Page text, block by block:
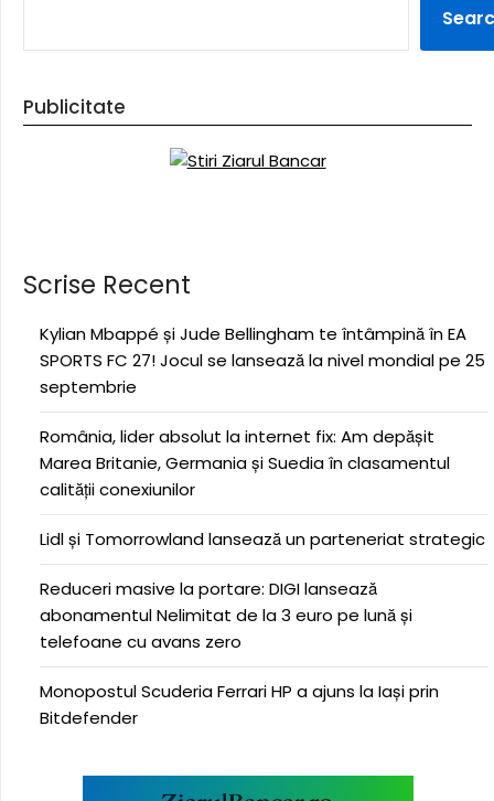
Publicitate
Scrise Recent
Kylian Mbappé și Jude Bellingham te întâmpină în EA
SPORTS FC 27! Jocul se lansează la nivel mondial pe 25
septembrie
România, lider absolut la internet fix: Am depășit
Marea Britanie, Germania și Suedia în clasamentul
calității conexiunilor
Lidl și Tomorrowland lansează un parteneriat strategic
Reduceri masive la portare: DIGI lansează
abonamentul Nelimitat de la 3 euro pe lună și
telefoane cu avans zero
Monopostul Scuderia Ferrari HP a ajuns la Iași prin
Bitdefender